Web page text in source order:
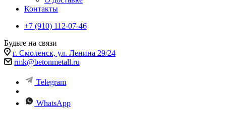
Контакты
+7 (910) 112-07-46
Будьте на связи
г. Смоленск, ул. Ленина 29/24
rmk@betonmetall.ru
Telegram
WhatsApp